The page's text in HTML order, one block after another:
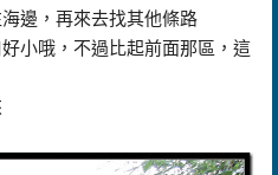
邊，再來去找其他條路
小哦，不過比起前面那區，這